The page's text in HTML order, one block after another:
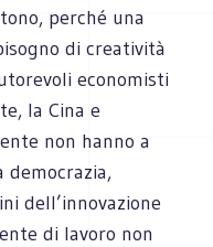
perché una
di creatività
economisti
la Cina e
non hanno a
dell’innovazione
di lavoro non